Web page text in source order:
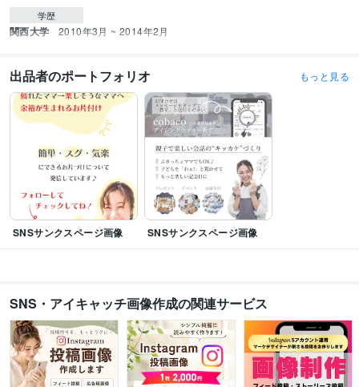
学歴
関西大学 2010年3月 ~ 2014年2月
出品者のポートフォリオ もっと見る
SNSサンクスページ画像 SNSサンクスページ画像
SNS・アイキャッチ画像作成の関連サービス